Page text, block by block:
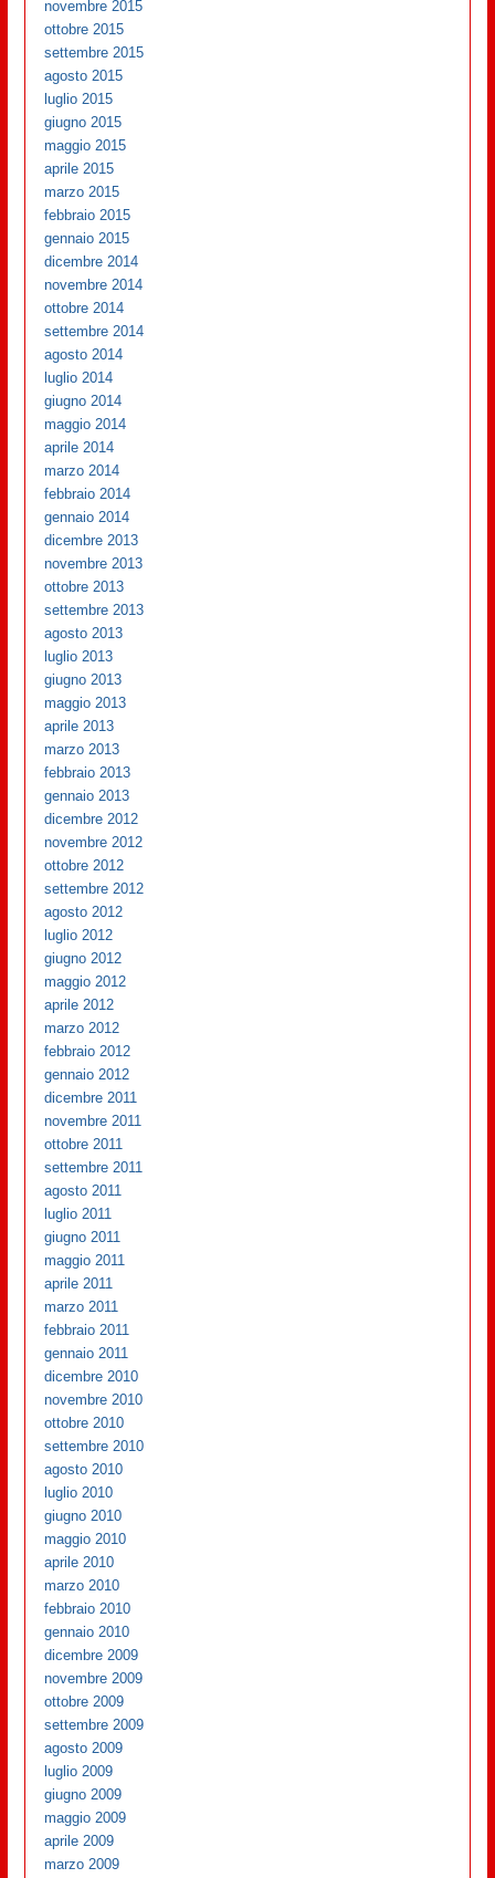
novembre 2015
ottobre 2015
settembre 2015
agosto 2015
luglio 2015
giugno 2015
maggio 2015
aprile 2015
marzo 2015
febbraio 2015
gennaio 2015
dicembre 2014
novembre 2014
ottobre 2014
settembre 2014
agosto 2014
luglio 2014
giugno 2014
maggio 2014
aprile 2014
marzo 2014
febbraio 2014
gennaio 2014
dicembre 2013
novembre 2013
ottobre 2013
settembre 2013
agosto 2013
luglio 2013
giugno 2013
maggio 2013
aprile 2013
marzo 2013
febbraio 2013
gennaio 2013
dicembre 2012
novembre 2012
ottobre 2012
settembre 2012
agosto 2012
luglio 2012
giugno 2012
maggio 2012
aprile 2012
marzo 2012
febbraio 2012
gennaio 2012
dicembre 2011
novembre 2011
ottobre 2011
settembre 2011
agosto 2011
luglio 2011
giugno 2011
maggio 2011
aprile 2011
marzo 2011
febbraio 2011
gennaio 2011
dicembre 2010
novembre 2010
ottobre 2010
settembre 2010
agosto 2010
luglio 2010
giugno 2010
maggio 2010
aprile 2010
marzo 2010
febbraio 2010
gennaio 2010
dicembre 2009
novembre 2009
ottobre 2009
settembre 2009
agosto 2009
luglio 2009
giugno 2009
maggio 2009
aprile 2009
marzo 2009